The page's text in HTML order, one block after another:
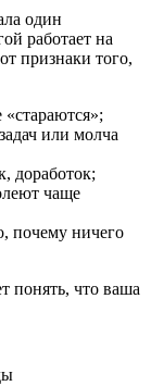
один
работает на
признаки того,
или молча
доработок;
чаще
почему ничего
понять, что ваша